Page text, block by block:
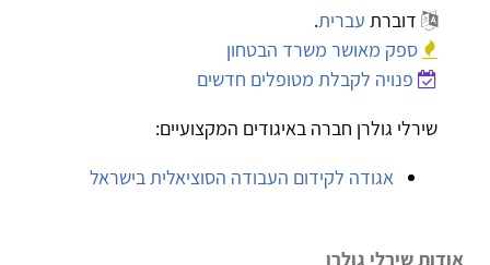
דוברת עברית.
ספק מאושר משרד הבטחון
פנויה לקבלת מטופלים חדשים
שירלי גולרן חברה באיגודים המקצועיים:
אגודה לקידום העבודה הסוציאלית בישראל
אודות שירלי גולרן